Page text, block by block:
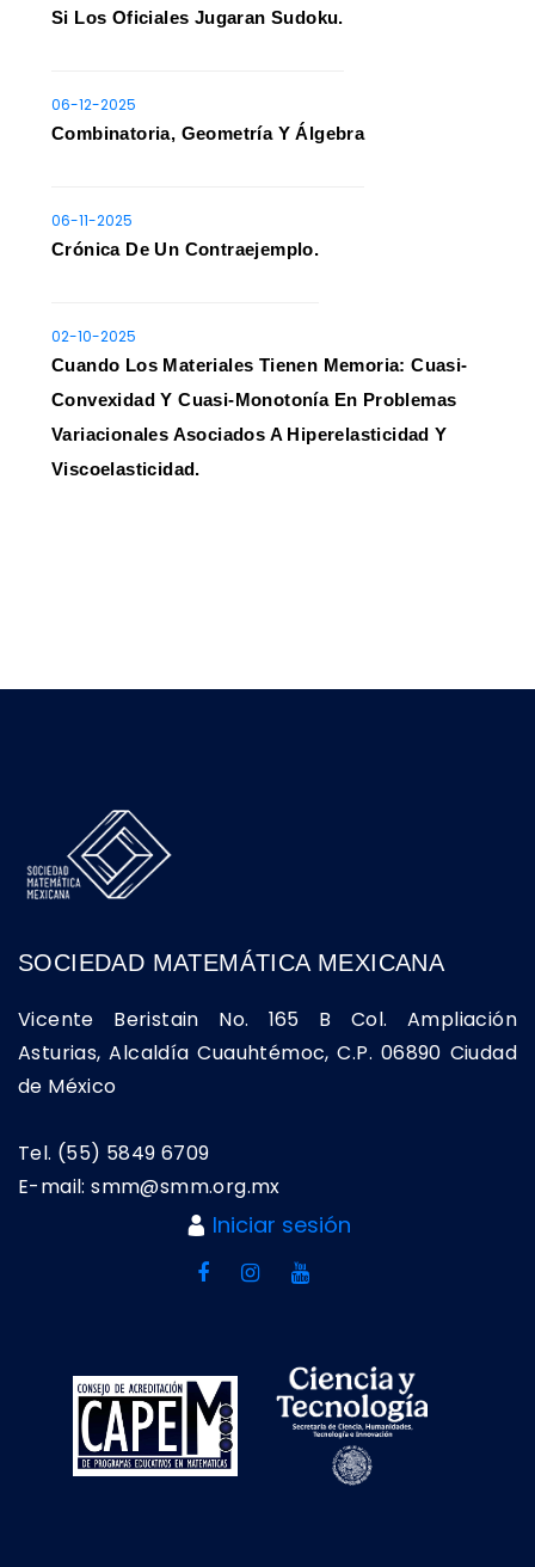
Si Los Oficiales Jugaran Sudoku.
06-12-2025
Combinatoria, Geometría Y Álgebra
06-11-2025
Crónica De Un Contraejemplo.
02-10-2025
Cuando Los Materiales Tienen Memoria: Cuasi-
Convexidad Y Cuasi-Monotonía En Problemas
Variacionales Asociados A Hiperelasticidad Y
Viscoelasticidad.
SOCIEDAD MATEMÁTICA MEXICANA
Vicente Beristain No. 165 B Col. Ampliación
Asturias, Alcaldía Cuauhtémoc, C.P. 06890 Ciudad
de México
Tel. (55) 5849 6709
E-mail: smm@smm.org.mx
Iniciar sesión